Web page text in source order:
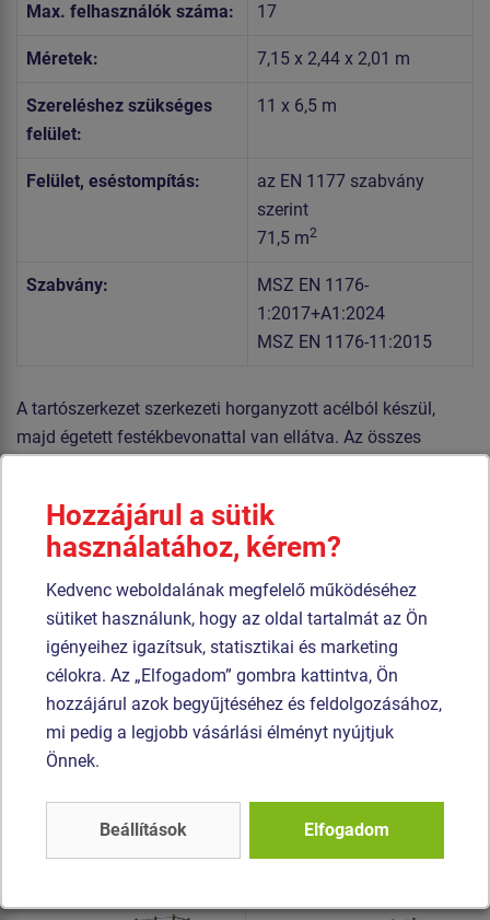
Max. felhasználók száma: 17
Méretek: 7,15 x 2,44 x 2,01 m
Szereléshez szükséges
felület:
11 x 6,5 m
Felület, eséstompítás:
az EN 1177 szabvány
szerint
71,5 m2
Szabvány:
MSZ EN 1176-
1:2017+A1:2024
MSZ EN 1176-11:2015
A tartószerkezet szerkezeti horganyzott acélból készül,
majd égetett festékbevonattal van ellátva. Az összes
kezelnek. A szerkezetek beton alapba kerülnek rögzítésre.
A mászóháló, nyújtó háló, mászókötél és kötéllétra
HERKULES anyagból (16 mm-es polipropilén kötél belső
acélmaggal) készül és műanyag kapcsokkal van
összekötve. Az összekötőelemek horganyzottak vagy
rozsdamentes acélból készülnek.
Hasonló termék
Termék - SSE-8151K-20
Mászó összeállítás -
teljes fémszerkezet
Termék - SSE-8141K-20
Mászó összeállítás -
teljes fémszerkezet
Hozzájárul a sütik
használatához, kérem?
Kedvenc weboldalának megfelelő működéséhez
sütiket használunk, hogy az oldal tartalmát az Ön
igényeihez igazítsuk, statisztikai és marketing
célokra. Az „Elfogadom” gombra kattintva, Ön
hozzájárul azok begyűjtéséhez és feldolgozásához,
mi pedig a legjobb vásárlási élményt nyújtjuk
Önnek.
Beállítások Elfogadom